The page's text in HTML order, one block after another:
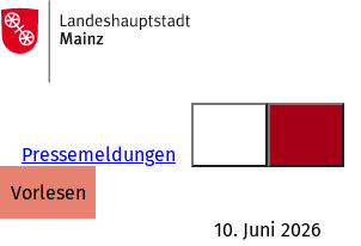
Inhalt anspringen
Zur
Startseite
Pressemeldungen
vorlesen
10. Juni 2026